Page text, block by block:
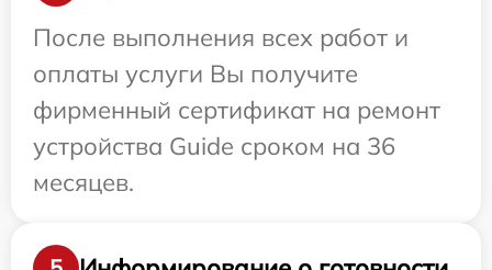
После выполнения всех работ и
оплаты услуги Вы получите
фирменный сертификат на ремонт
устройства Guide сроком на 36
месяцев.